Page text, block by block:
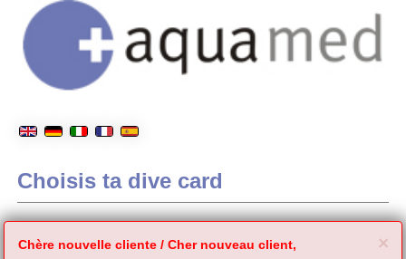
Choisis ta dive card
×
Chère nouvelle cliente / Cher nouveau client,